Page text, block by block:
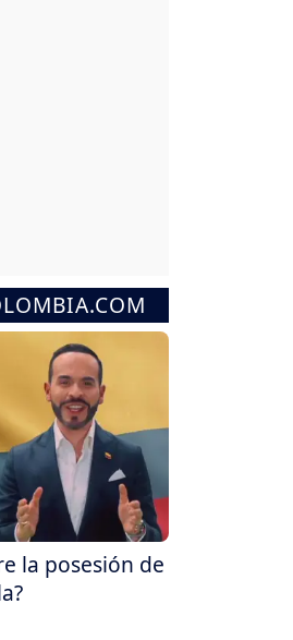
la posesión de